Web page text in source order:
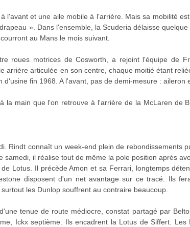
l'avant et une aile mobile à l'arrière. Mais sa mobilité
». Dans l'ensemble, la Scuderia délaisse quelque
au Mans le mois suivant.
roues motrices de Cosworth, a rejoint l'équipe de
arrière articulée en son centre, chaque moitié étant
fin 1968. A l'avant, pas de demi-mesure : aileron
la main que l'on retrouve à l'arrière de la McLaren de
Rindt connaît un week-end plein de rebondissements
il réalise tout de même la pole position après
Lotus. Il précède Amon et sa Ferrari, longtemps
disposent d'un net avantage sur ce tracé. Ils
les Dunlop souffrent au contraire beaucoup.
tenue de route médiocre, constat partagé par
Ickx septième. Ils encadrent la Lotus de Siffert. Les